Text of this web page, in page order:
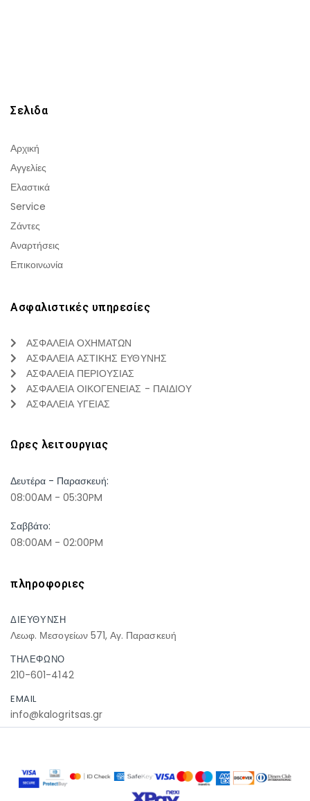
Σελιδα
Αρχική
Αγγελίες
Ελαστικά
Service
Ζάντες
Αναρτήσεις
Επικοινωνία
Ασφαλιστικές υπηρεσίες
ΑΣΦΑΛΕΙΑ ΟΧΗΜΑΤΩΝ
ΑΣΦΑΛΕΙΑ ΑΣΤΙΚΗΣ ΕΥΘΥΝΗΣ
ΑΣΦΑΛΕΙΑ ΠΕΡΙΟΥΣΙΑΣ
ΑΣΦΑΛΕΙΑ ΟΙΚΟΓΕΝΕΙΑΣ - ΠΑΙΔΙΟΥ
ΑΣΦΑΛΕΙΑ ΥΓΕΙΑΣ
Ωρες λειτουργιας
Δευτέρα - Παρασκευή:
08:00AM - 05:30PM
Σαββάτο:
08:00AM - 02:00PM
πληροφοριες
ΔΙΕΥΘΥΝΣΗ
Λεωφ. Μεσογείων 571, Αγ. Παρασκευή
ΤΗΛΕΦΩΝΟ
210-601-4142
EMAIL
info@kalogritsas.gr